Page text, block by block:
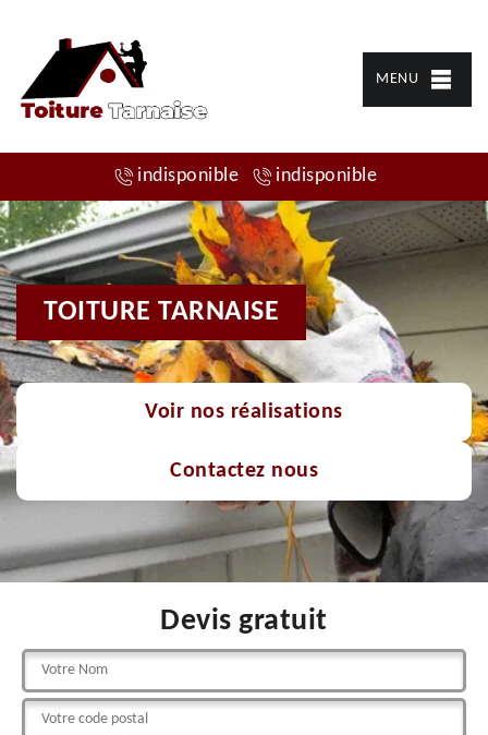
MENU
indisponible indisponible
TOITURE TARNAISE
Voir nos réalisations
Contactez nous
Devis gratuit